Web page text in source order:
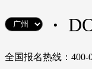
·
全国报名热线：400-